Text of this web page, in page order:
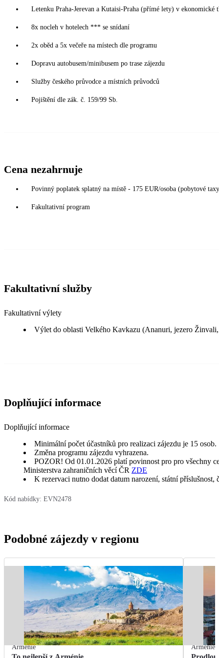
Letenku Praha-Jerevan a Kutaisi-Praha (přímé lety) v
8x nocleh v hotelech *** se snídaní
2x oběd a 5x večeře na místech dle programu
Dopravu autobusem/minibusem po trase zájezdu
Služby českého průvodce a místních průvodců
Pojištění dle zák. č. 159/99 Sb.
Cena nezahrnuje
Povinný poplatek splatný na místě - 175 EUR/osoba (pobytové
Fakultativní program
Fakultativní služby
Fakultativní výlety
Výlet do oblasti Velkého Kavkazu (Ananuri, jezero
Doplňující informace
Doplňující informace
Minimální počet účastníků pro realizaci zájezdu je 15 osob.
Změna programu zájezdu vyhrazena.
POZOR! Od 01.01.2026 platí povinnost pro pro všechny
Ministerstva zahraničních věcí ČR ZDE
K rezervaci nutno dodat datum narození, státní
Kód nabídky: EVN2478
Podobné zájezdy v regionu
Arménie Arménie